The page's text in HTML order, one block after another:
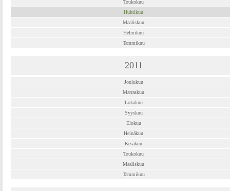
Toukokuu
Huhtikuu
Maaliskuu
Helmikuu
Tammikuu
2011
Joulukuu
Marraskuu
Lokakuu
Syyskuu
Elokuu
Heinäkuu
Kesäkuu
Toukokuu
Maaliskuu
Tammikuu